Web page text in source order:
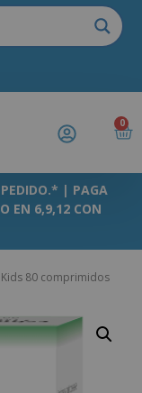
0
PEDIDO.* | PAGA
EN 6,9,12 CON
80 comprimidos